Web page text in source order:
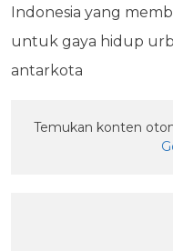
Indonesia yang
untuk gaya hidup
antarkota
Temukan konten